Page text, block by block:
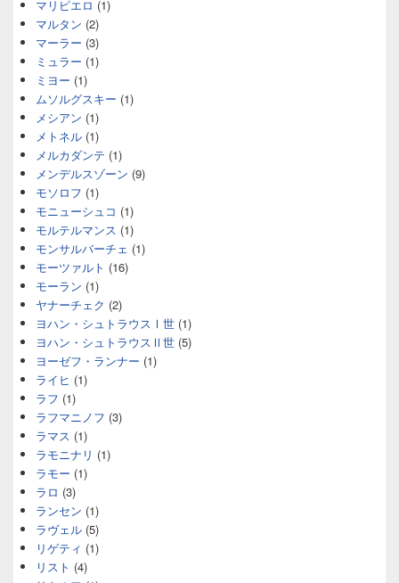
マリピエロ (1)
マルタン (2)
マーラー (3)
ミュラー (1)
ミヨー (1)
ムソルグスキー (1)
メシアン (1)
メトネル (1)
メルカダンテ (1)
メンデルスゾーン (9)
モソロフ (1)
モニューシュコ (1)
モルテルマンス (1)
モンサルバーチェ (1)
モーツァルト (16)
モーラン (1)
ヤナーチェク (2)
ヨハン・シュトラウスⅠ世 (1)
ヨハン・シュトラウスⅡ世 (5)
ヨーゼフ・ランナー (1)
ライヒ (1)
ラフ (1)
ラフマニノフ (3)
ラマス (1)
ラモニナリ (1)
ラモー (1)
ラロ (3)
ランセン (1)
ラヴェル (5)
リゲティ (1)
リスト (4)